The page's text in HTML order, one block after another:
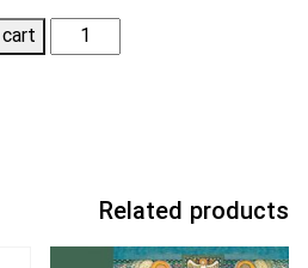
اخباری
گری؛
Related products